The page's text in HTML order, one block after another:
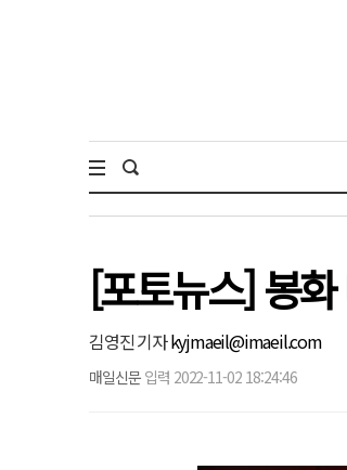
[포토뉴스] 봉
김영진 기자kyjmaeil@imaeil.com
매일신문 입력 2022-11-02 18:24:46